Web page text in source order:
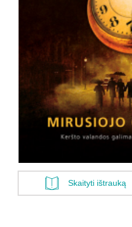
Skaityti ištrauką